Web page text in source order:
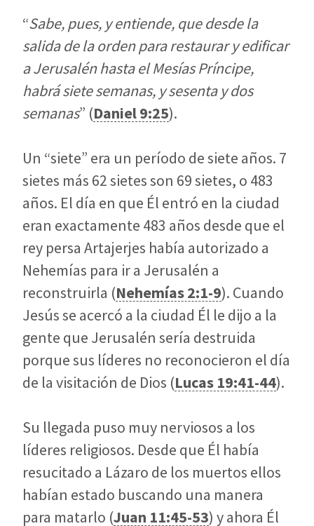
“Sabe, pues, y entiende, que desde la
salida de la orden para restaurar y edificar
a Jerusalén hasta el Mesías Príncipe,
habrá siete semanas, y sesenta y dos
semanas” (Daniel 9:25).
Un “siete” era un período de siete años. 7
sietes más 62 sietes son 69 sietes, o 483
años. El día en que Él entró en la ciudad
eran exactamente 483 años desde que el
rey persa Artajerjes había autorizado a
Nehemías para ir a Jerusalén a
reconstruirla (Nehemías 2:1-9). Cuando
Jesús se acercó a la ciudad Él le dijo a la
gente que Jerusalén sería destruida
porque sus líderes no reconocieron el día
de la visitación de Dios (Lucas 19:41-44).
Su llegada puso muy nerviosos a los
líderes religiosos. Desde que Él había
resucitado a Lázaro de los muertos ellos
habían estado buscando una manera
para matarlo (Juan 11:45-53) y ahora Él